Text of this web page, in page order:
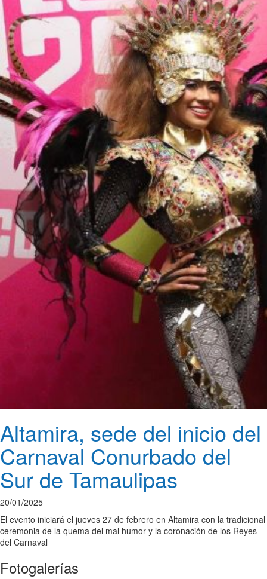
Altamira, sede del inicio del
Carnaval Conurbado del
Sur de Tamaulipas
20/01/2025
El evento iniciará el jueves 27 de febrero en Altamira con la tradicional
ceremonia de la quema del mal humor y la coronación de los Reyes
del Carnaval
Fotogalerías